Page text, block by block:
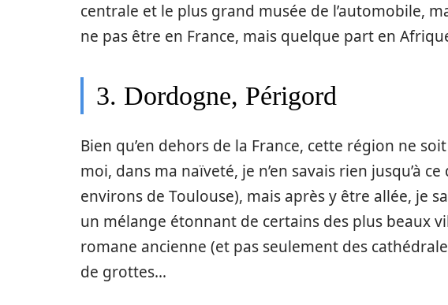
centrale et le plus grand musée de l’automobile,
ne pas être en France, mais quelque part en
3. Dordogne, Périgord
Bien qu’en dehors de la France, cette région ne
moi, dans ma naïveté, je n’en savais rien jusqu’à
environs de Toulouse), mais après y être allée, je
un mélange étonnant de certains des plus beaux
romane ancienne (et pas seulement des
de grottes…